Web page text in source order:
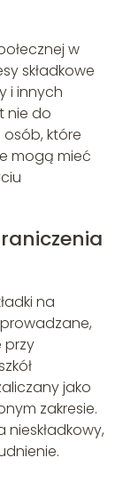
w
składkowe
i innych
nie do
które
mogą mieć
na
przy
jako
zakresie.